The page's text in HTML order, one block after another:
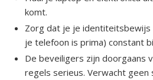
komt.
Zorg dat je je
je telefoon is prima) constant
De beveiligers zijn doorgaans
regels serieus. Verwacht